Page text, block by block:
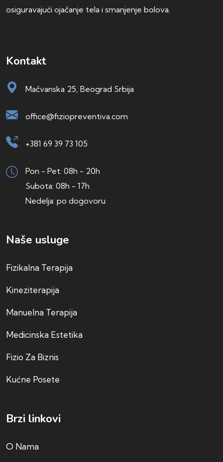
osiguravajući ojačanje tela i smanjenje bolova.
Kontakt
Mačvanska 25, Beograd Srbija
office@fiziopreventiva.com
+381 69 39 73 105
Pon - Pet: 08h - 20h
Subota: 08h - 17h
Nedelja: po dogovoru
Naše usluge
Fizikalna Terapija
Kineziterapija
Manuelna Terapija
Medicinska Estetika
Fizio Za Biznis
Kućne Posete
Brzi linkovi
O Nama